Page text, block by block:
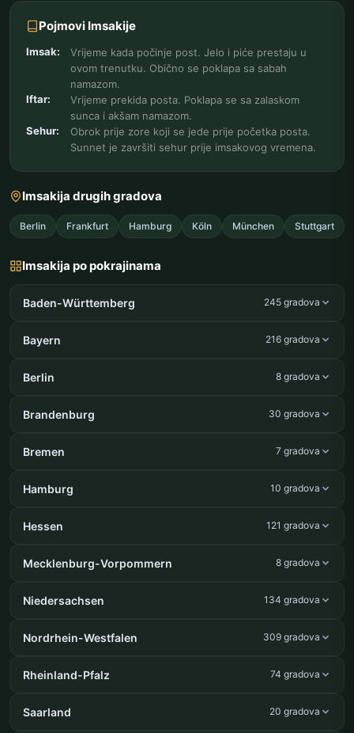
Pojmovi Imsakije
Imsak:
Vrijeme kada počinje post. Jelo i piće prestaju u
ovom trenutku. Obično se poklapa sa sabah
namazom.
Iftar:
Vrijeme prekida posta. Poklapa se sa zalaskom
sunca i akšam namazom.
Sehur:
Obrok prije zore koji se jede prije početka posta.
Sunnet je završiti sehur prije imsakovog vremena.
Imsakija drugih gradova
Berlin Frankfurt Hamburg Köln München Stuttgart
Imsakija po pokrajinama
Baden-Württemberg 245 gradova
Bayern 216 gradova
Berlin 8 gradova
Brandenburg 30 gradova
Bremen 7 gradova
Hamburg 10 gradova
Hessen 121 gradova
Mecklenburg-Vorpommern 8 gradova
Niedersachsen 134 gradova
Nordrhein-Westfalen 309 gradova
Rheinland-Pfalz 74 gradova
Saarland 20 gradova